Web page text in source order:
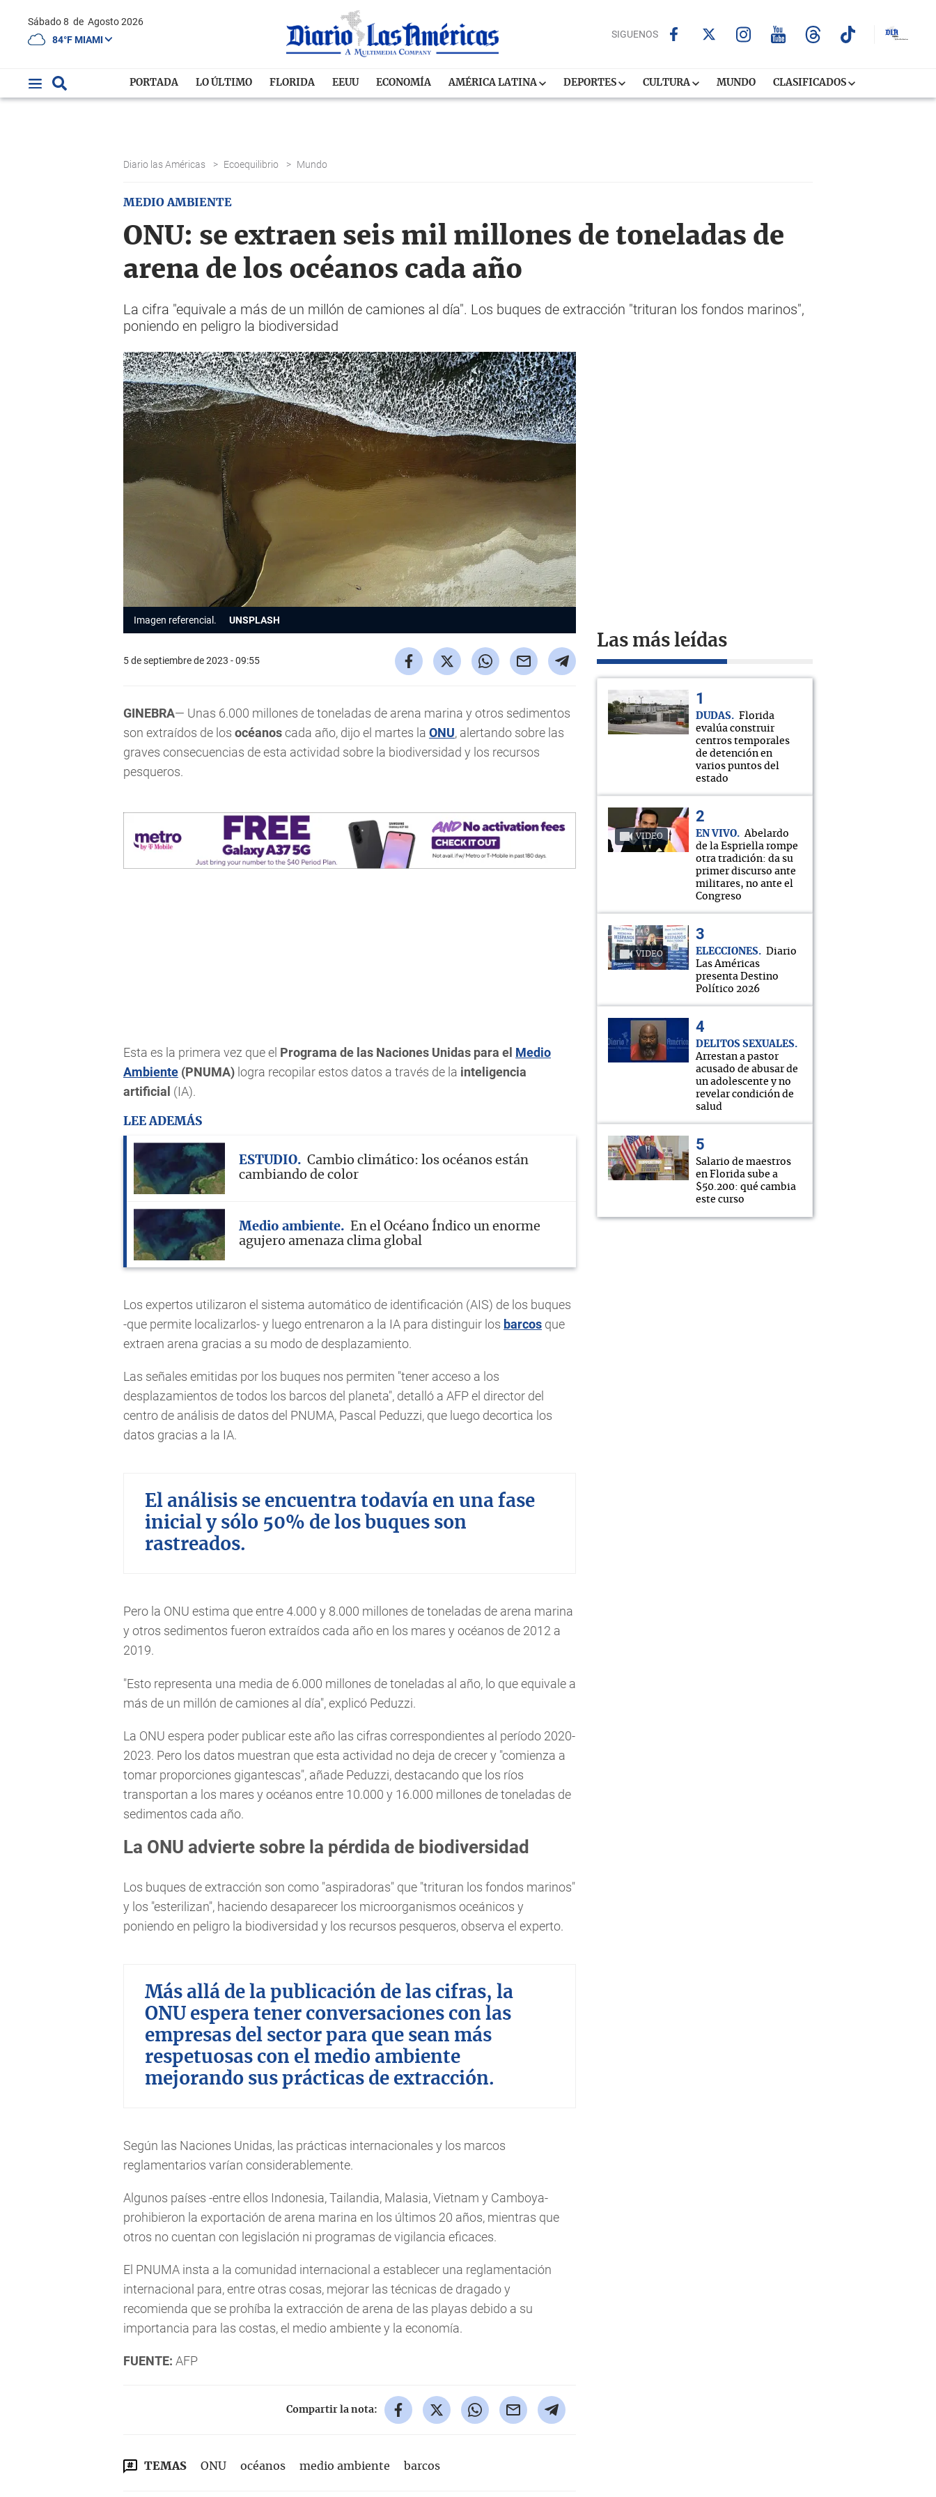
Sábado 8 de Agosto 2026
84°F MIAMI
SIGUENOS
PORTADA LO ÚLTIMO FLORIDA EEUU ECONOMÍA AMÉRICA LATINA DEPORTES CULTURA MUNDO CLASIFICADOS
Diario las Américas > Ecoequilibrio > Mundo
MEDIO AMBIENTE
ONU: se extraen seis mil millones de toneladas de
arena de los océanos cada año
La cifra "equivale a más de un millón de camiones al día". Los buques de extracción "trituran los fondos marinos",
poniendo en peligro la biodiversidad
Imagen referencial. UNSPLASH
5 de septiembre de 2023 - 09:55
GINEBRA— Unas 6.000 millones de toneladas de arena marina y otros sedimentos
son extraídos de los océanoscada año, dijo el martes la ONU, alertando sobre las
graves consecuencias de esta actividad sobre la biodiversidad y los recursos
pesqueros.
Esta es la primera vez que el Programa de las Naciones Unidas para el Medio
Ambiente (PNUMA) logra recopilar estos datos a través de la inteligencia
artificial (IA).
LEE ADEMÁS
ESTUDIO
Cambio climático: los océanos están
cambiando de color
Medio ambiente
En el Océano Índico un enorme
agujero amenaza clima global
Los expertos utilizaron el sistema automático de identificación (AIS) de los buques
-que permite localizarlos- y luego entrenaron a la IA para distinguir los barcos que
extraen arena gracias a su modo de desplazamiento.
Las señales emitidas por los buques nos permiten "tener acceso a los
desplazamientos de todos los barcos del planeta", detalló a AFP el director del
centro de análisis de datos del PNUMA, Pascal Peduzzi, que luego decortica los
datos gracias a la IA.
El análisis se encuentra todavía en una fase
inicial y sólo 50% de los buques son
rastreados.
Pero la ONU estima que entre 4.000 y 8.000 millones de toneladas de arena marina
y otros sedimentos fueron extraídos cada año en los mares y océanos de 2012 a
2019.
"Esto representa una media de 6.000 millones de toneladas al año, lo que equivale a
más de un millón de camiones al día", explicó Peduzzi.
La ONU espera poder publicar este año las cifras correspondientes al período 2020-
2023. Pero los datos muestran que esta actividad no deja de crecer y "comienza a
tomar proporciones gigantescas", añade Peduzzi, destacando que los ríos
transportan a los mares y océanos entre 10.000 y 16.000 millones de toneladas de
sedimentos cada año.
La ONU advierte sobre la pérdida de biodiversidad
Los buques de extracción son como "aspiradoras" que "trituran los fondos marinos"
y los "esterilizan", haciendo desaparecer los microorganismos oceánicos y
poniendo en peligro la biodiversidad y los recursos pesqueros, observa el experto.
Más allá de la publicación de las cifras, la
ONU espera tener conversaciones con las
empresas del sector para que sean más
respetuosas con el medio ambiente
mejorando sus prácticas de extracción.
Según las Naciones Unidas, las prácticas internacionales y los marcos
reglamentarios varían considerablemente.
Algunos países -entre ellos Indonesia, Tailandia, Malasia, Vietnam y Camboya-
prohibieron la exportación de arena marina en los últimos 20 años, mientras que
otros no cuentan con legislación ni programas de vigilancia eficaces.
El PNUMA insta a la comunidad internacional a establecer una reglamentación
internacional para, entre otras cosas, mejorar las técnicas de dragado y
recomienda que se prohíba la extracción de arena de las playas debido a su
importancia para las costas, el medio ambiente y la economía.
FUENTE: AFP
Compartir la nota:
TEMAS ONU océanos medio ambiente barcos
Las más leídas
DUDAS
Florida
evalúa construir
centros temporales
de detención en
varios puntos del
estado
VIDEO EN VIVO
Abelardo
de la Espriella rompe
otra tradición: da su
primer discurso ante
militares, no ante el
Congreso
VIDEO ELECCIONES
Diario
Las Américas
presenta Destino
Político 2026
DELITOS SEXUALES
Arrestan a pastor
acusado de abusar de
un adolescente y no
revelar condición de
salud
Salario de maestros
en Florida sube a
$50.200: qué cambia
este curso